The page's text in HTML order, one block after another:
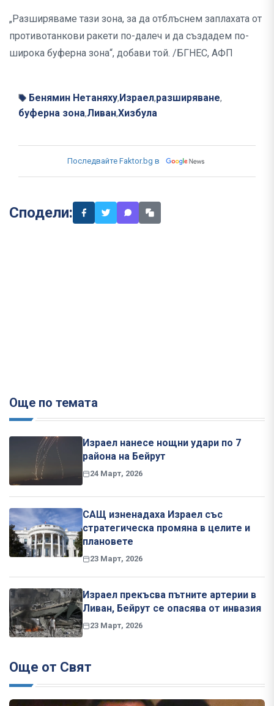
„Разширяваме тази зона, за да отблъснем заплахата от
противотанкови ракети по-далеч и да създадем по-
широка буферна зона“, добави той. /БГНЕС, АФП
Бенямин Нетаняху, Израел,разширяване,
буферна зона,Ливан,Хизбула
Последвайте Faktor.bg в
Сподели:
Още по темата
Израел нанесе нощни удари по 7
района на Бейрут
24 Март, 2026
САЩ изненадаха Израел със
стратегическа промяна в целите и
плановете
23 Март, 2026
Израел прекъсва пътните артерии в
Ливан, Бейрут се опасява от инвазия
23 Март, 2026
Още от Свят